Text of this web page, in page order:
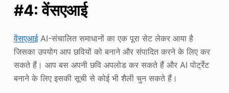
#4: वेंसएआई
वेंसएआईAI-संचालित समाधानों का एक पूरा सेट लेकर आया है
जिसका उपयोग आप छवियों को बनाने और संपादित करने के लिए कर
सकते हैं। आप बस अपनी छवि अपलोड कर सकते हैं और AI पोर्ट्रेट
बनाने के लिए इसकी सूची से कोई भी शैली चुन सकते हैं।